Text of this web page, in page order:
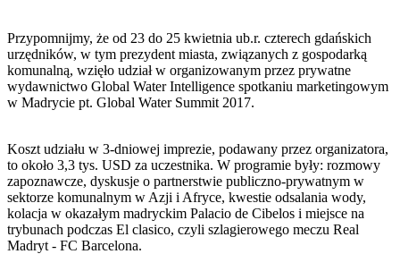
Przypomnijmy, że od 23 do 25 kwietnia ub.r. czterech gdańskich
urzędników, w tym prezydent miasta, związanych z gospodarką
komunalną, wzięło udział w organizowanym przez prywatne
wydawnictwo Global Water Intelligence spotkaniu marketingowym
w Madrycie pt. Global Water Summit 2017.
Koszt udziału w 3-dniowej imprezie, podawany przez organizatora,
to około 3,3 tys. USD za uczestnika. W programie były: rozmowy
zapoznawcze, dyskusje o partnerstwie publiczno-prywatnym w
sektorze komunalnym w Azji i Afryce, kwestie odsalania wody,
kolacja w okazałym madryckim Palacio de Cibelos i miejsce na
trybunach podczas El clasico, czyli szlagierowego meczu Real
Madryt - FC Barcelona.